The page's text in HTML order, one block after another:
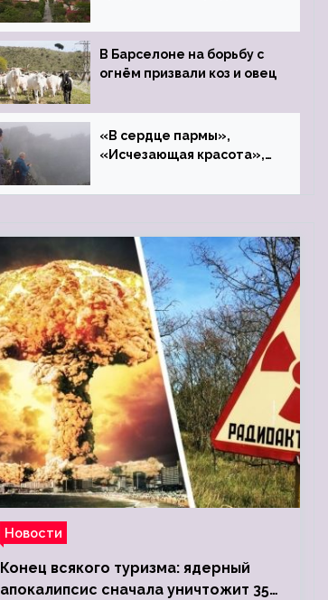
завода
В Барселоне на борьбу с
огнём призвали коз и овец
«В сердце пармы»,
«Исчезающая красота»,
Новости
Конец всякого туризма: ядерный
апокалипсис сначала уничтожит 350